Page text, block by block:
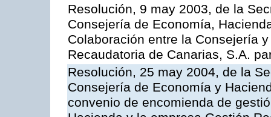
Resolución, 9 may 2003, de la
Consejería de Economía,
Colaboración entre la Consejería
Recaudatoria de Canarias, S.A.
Resolución, 25 may 2004, de la
Consejería de Economía y
convenio de encomienda de